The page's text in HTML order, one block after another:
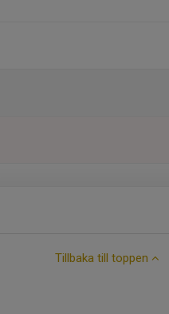
Tillbaka till toppen